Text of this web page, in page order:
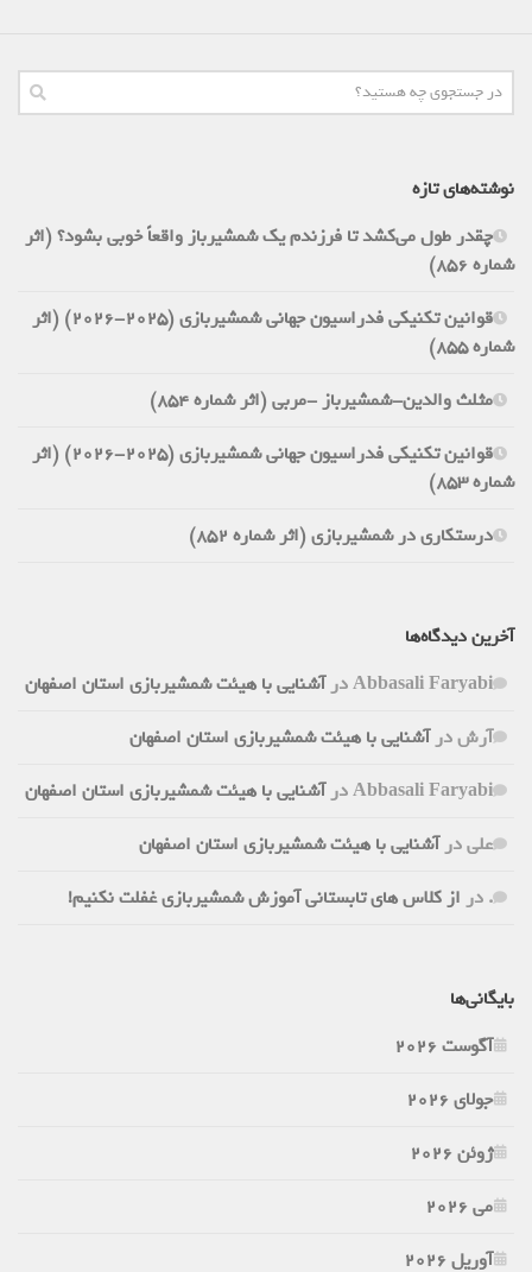
نوشته‌های تازه
چقدر طول می‌کشد تا فرزندم یک شمشیرباز واقعاً خوبی بشود؟ (اثر
شماره 856)
قوانین تکنیکی فدراسیون جهانی شمشیربازی (2025-2026) (اثر
شماره 855)
مثلث والدین-شمشیرباز -مربی (اثر شماره 854)
قوانین تکنیکی فدراسیون جهانی شمشیربازی (2025-2026) (اثر
شماره 853)
درستکاری در شمشیربازی (اثر شماره 852)
آخرین دیدگاه‌ها
Abbasali Faryabiدرآشنایی با هیئت شمشیربازی استان اصفهان
آرشدرآشنایی با هیئت شمشیربازی استان اصفهان
Abbasali Faryabiدرآشنایی با هیئت شمشیربازی استان اصفهان
علیدرآشنایی با هیئت شمشیربازی استان اصفهان
. در از کلاس های تابستانی آموزش شمشیربازی غفلت نکنیم!
بایگانی‌ها
آگوست 2026
جولای 2026
ژوئن 2026
می 2026
آوریل 2026